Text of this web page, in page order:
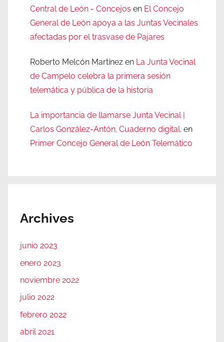
Central de León - Concejos en El Concejo
General de León apoya a las Juntas Vecinales
afectadas por el trasvase de Pajares
Roberto Melcón Martínez en La Junta Vecinal
de Campelo celebra la primera sesión
telemática y pública de la historia
La importancia de llamarse Junta Vecinal |
Carlos González-Antón. Cuaderno digital. en
Primer Concejo General de León Telemático
Archives
junio 2023
enero 2023
noviembre 2022
julio 2022
febrero 2022
abril 2021